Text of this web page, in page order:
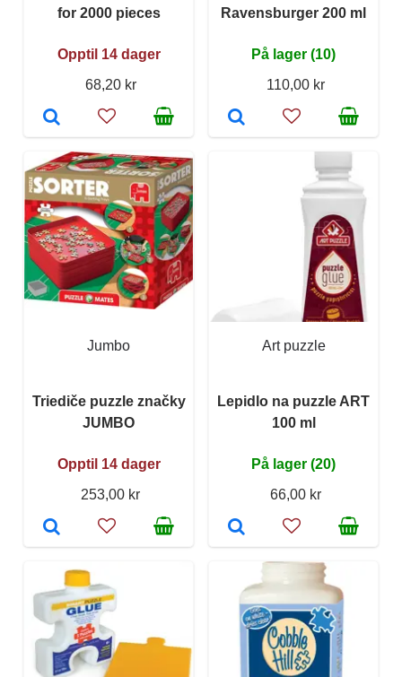
for 2000 pieces
Opptil 14 dager
68,20 kr
Ravensburger 200 ml
På lager (10)
110,00 kr
Jumbo
Triediče puzzle značky
JUMBO
Opptil 14 dager
253,00 kr
Art puzzle
Lepidlo na puzzle ART
100 ml
På lager (20)
66,00 kr